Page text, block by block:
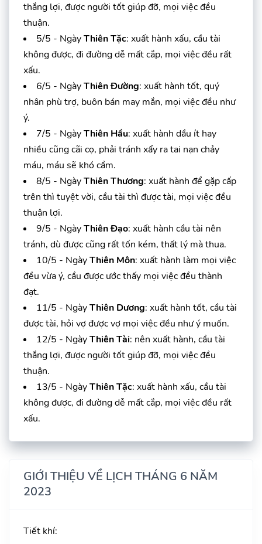
thắng lợi, được người tốt giúp đỡ, mọi việc đều
thuận.
5/5 - NgàyThiên Tặc: xuất hành xấu, cầu tài
không được, đi đường dễ mất cắp, mọi việc đều rất
xấu.
6/5 - NgàyThiên Đường: xuất hành tốt, quý
nhân phù trợ, buôn bán may mắn, mọi việc đều như
ý.
7/5 - NgàyThiên Hầu: xuất hành dầu ít hay
nhiều cũng cãi cọ, phải tránh xẩy ra tai nạn chảy
máu, máu sẽ khó cầm.
8/5 - NgàyThiên Thương: xuất hành để gặp cấp
trên thì tuyệt vời, cầu tài thì được tài, mọi việc đều
thuận lợi.
9/5 - NgàyThiên Đạo: xuất hành cầu tài nên
tránh, dù được cũng rất tốn kém, thất lý mà thua.
10/5 - NgàyThiên Môn: xuất hành làm mọi việc
đều vừa ý, cầu được ước thấy mọi việc đều thành
đạt.
11/5 - NgàyThiên Dương: xuất hành tốt, cầu tài
được tài, hỏi vợ được vợ mọi việc đều như ý muốn.
12/5 - NgàyThiên Tài: nên xuất hành, cầu tài
thắng lợi, được người tốt giúp đỡ, mọi việc đều
thuận.
13/5 - NgàyThiên Tặc: xuất hành xấu, cầu tài
không được, đi đường dễ mất cắp, mọi việc đều rất
xấu.
GIỚI THIỆU VỀ LỊCH THÁNG 6 NĂM
2023
Tiết khí: